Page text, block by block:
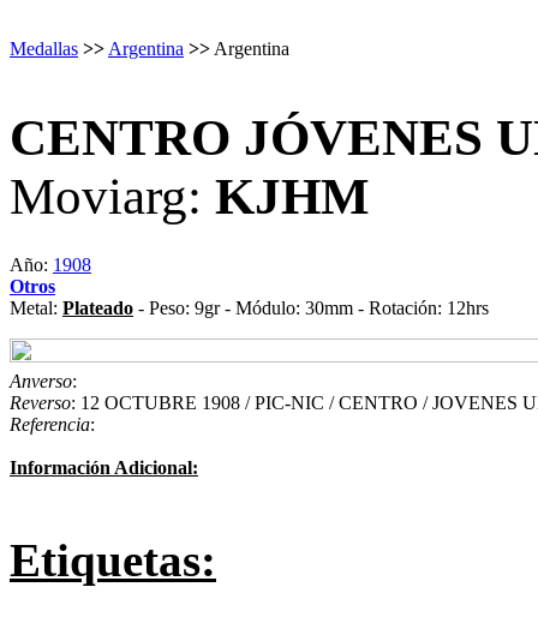
Medallas >> Argentina >> Argentina
CENTRO JÓVENES
Moviarg: KJHM
Año: 1908
Otros
Metal: Plateado - Peso: 9gr - Módulo: 30mm - Rotación: 12hrs
Anverso:
Reverso: 12 OCTUBRE 1908 / PIC-NIC / CENTRO / JOVENES
Referencia:
Información Adicional:
Etiquetas: